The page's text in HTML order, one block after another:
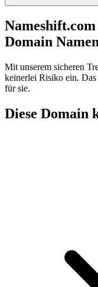
Domain
Mit unserem sicheren
keinerlei Risiko ein. Das
für sie.
Diese Domain